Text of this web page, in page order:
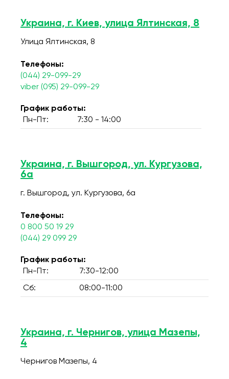
Украина, г. Киев, улица Ялтинская, 8
Улица Ялтинская, 8
Телефоны:
(044) 29-099-29
viber (095) 29-099-29
График работы:
Пн-Пт:
7:30 - 14:00
Украина, г. Вышгород, ул. Кургузова,
6а
г. Вышгород, ул. Кургузова, 6а
Телефоны:
0 800 50 19 29
(044) 29 099 29
График работы:
Пн-Пт:
7:30-12:00
Сб: 08:00-11:00
Украина, г. Чернигов, улица Мазепы,
4
Чернигов Мазепы, 4